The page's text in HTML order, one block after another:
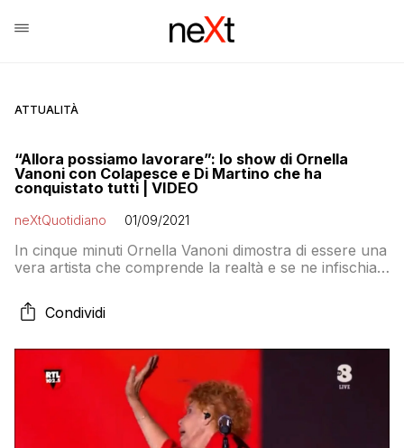
ATTUALITÀ
“Allora possiamo lavorare”: lo show di Ornella
Vanoni con Colapesce e Di Martino che ha
conquistato tutti | VIDEO
neXtQuotidiano 01/09/2021
In cinque minuti Ornella Vanoni dimostra di essere una
vera artista che comprende la realtà e se ne infischia
Condividi